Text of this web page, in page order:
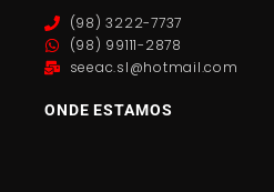
(98) 3222-7737
(98) 99111-2878
seeac.sl@hotmail.com
ONDE ESTAMOS